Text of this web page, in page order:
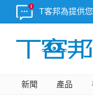
T客邦為提供
新聞 產品